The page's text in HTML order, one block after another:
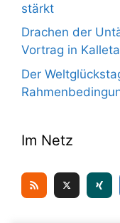
stärkt
Drachen der
Vortrag in
Der
Im Netz